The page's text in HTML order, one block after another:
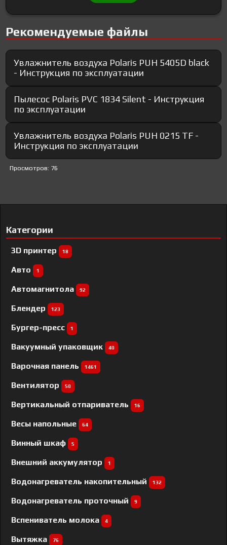
Рекомендуемые файлы
Увлажнитель воздуха Polaris PUH 5405D black
- Инструкция по эксплуатации
Пылесос Polaris PVC 1834 Silent - Инструкция
по эксплуатации
Увлажнитель воздуха Polaris PUH 0215 TF -
Инструкция по эксплуатации
Просмотров: 76
Категории
3D принтер 18
Авто 1
Автомагнитола 92
Блендер 123
Бургер-пресс 1
Вакуумный упаковщик 40
Варочная панель 1461
Вентилятор 50
Вертикальный отпариватель 16
Весы напольные 64
Винный шкаф 5
Внешний аккумулятор 1
Водонагреватель накопительный 132
Водонагреватель проточный 9
Вспениватель молока 4
Вытяжка 76